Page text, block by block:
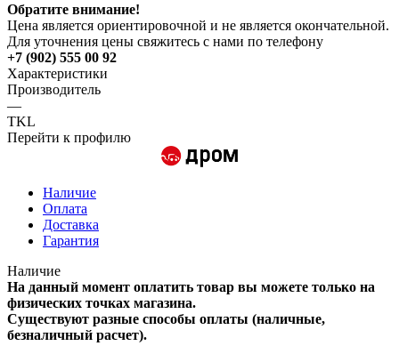
Обратите внимание!
Цена является ориентировочной и не является окончательной.
Для уточнения цены свяжитесь с нами по телефону
+7 (902) 555 00 92
Характеристики
Производитель
—
TKL
Перейти к профилю
Наличие
Оплата
Доставка
Гарантия
Наличие
На данный момент оплатить товар вы можете только на
физических точках магазина.
Существуют разные способы оплаты (наличные,
безналичный расчет).